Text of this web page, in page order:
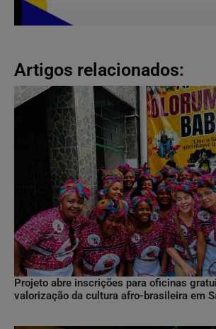
Artigos relacionados:
Projeto abre inscrições para oficinas
valorização da cultura afro-brasileira em